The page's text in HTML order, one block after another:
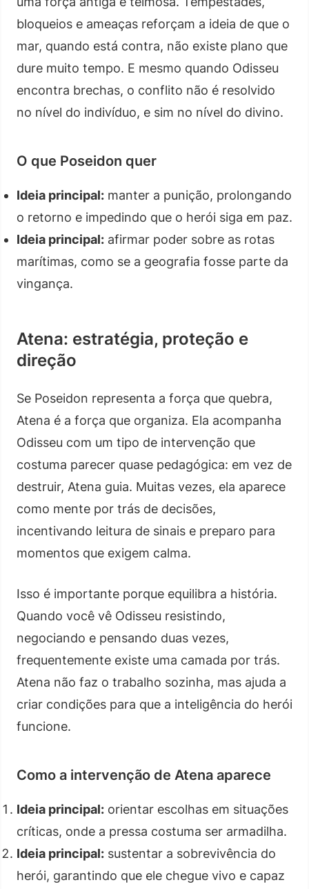
bloqueios e ameaças reforçam a ideia de que o
mar, quando está contra, não existe plano que
dure muito tempo. E mesmo quando Odisseu
encontra brechas, o conflito não é resolvido
no nível do indivíduo, e sim no nível do divino.
O que Poseidon quer
Ideia principal: manter a punição, prolongando
o retorno e impedindo que o herói siga em paz.
Ideia principal: afirmar poder sobre as rotas
marítimas, como se a geografia fosse parte da
vingança.
Atena: estratégia, proteção e
direção
Se Poseidon representa a força que quebra,
Atena é a força que organiza. Ela acompanha
Odisseu com um tipo de intervenção que
costuma parecer quase pedagógica: em vez de
destruir, Atena guia. Muitas vezes, ela aparece
como mente por trás de decisões,
incentivando leitura de sinais e preparo para
momentos que exigem calma.
Isso é importante porque equilibra a história.
Quando você vê Odisseu resistindo,
negociando e pensando duas vezes,
frequentemente existe uma camada por trás.
Atena não faz o trabalho sozinha, mas ajuda a
criar condições para que a inteligência do herói
funcione.
Como a intervenção de Atena aparece
Ideia principal: orientar escolhas em situações
críticas, onde a pressa costuma ser armadilha.
Ideia principal: sustentar a sobrevivência do
herói, garantindo que ele chegue vivo e capaz